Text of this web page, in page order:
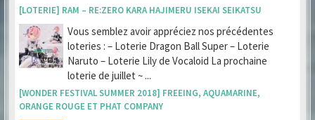
[LOTERIE] RAM – RE:ZERO KARA HAJIMERU ISEKAI SEIKATSU
Vous semblez avoir appréciez nos précédentes
loteries : – Loterie Dragon Ball Super – Loterie
Naruto – Loterie Lily de Vocaloid La prochaine
loterie de juillet ~ ...
[WONDER FESTIVAL SUMMER 2018] FREEING, AQUAMARINE,
ORANGE ROUGE ET PHAT COMPANY